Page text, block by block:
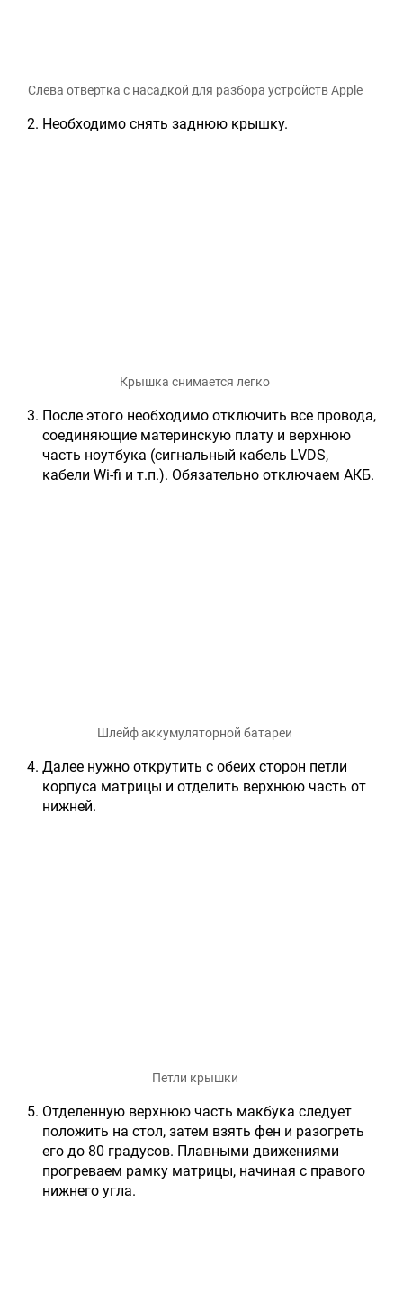
Слева отвертка с насадкой для разбора устройств Apple
Необходимо снять заднюю крышку.
Крышка снимается легко
После этого необходимо отключить все провода,
соединяющие материнскую плату и верхнюю
часть ноутбука (сигнальный кабель LVDS,
кабели Wi-fi и т.п.). Обязательно отключаем АКБ.
Шлейф аккумуляторной батареи
Далее нужно открутить с обеих сторон петли
корпуса матрицы и отделить верхнюю часть от
нижней.
Петли крышки
Отделенную верхнюю часть макбука следует
положить на стол, затем взять фен и разогреть
его до 80 градусов. Плавными движениями
прогреваем рамку матрицы, начиная с правого
нижнего угла.